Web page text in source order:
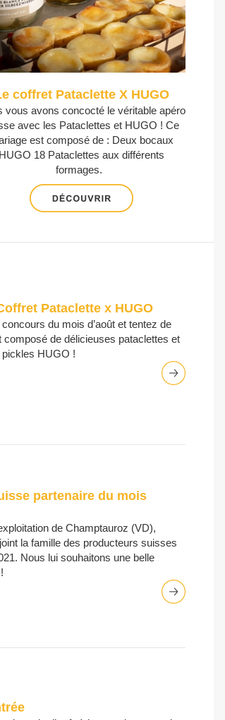
coffret Pataclette X HUGO
vous avons concocté le véritable apéro
avec les Pataclettes et HUGO ! Ce
est composé de : Deux bocaux
HUGO 18 Pataclettes aux différents
formages.
Pataclette x HUGO
du mois d’août et tentez de
composé de délicieuses pataclettes et
HUGO !
partenaire du mois
de Champtauroz (VD),
la famille des producteurs suisses
Nous lui souhaitons une belle